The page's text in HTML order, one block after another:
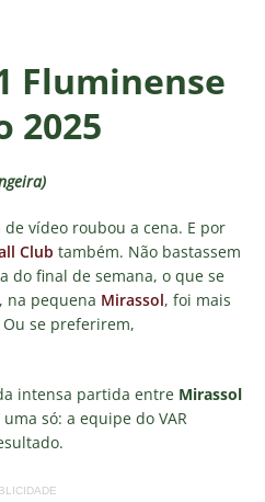
Fluminense
2025
vídeo roubou a cena. E por
Club também. Não bastassem
do final de semana, o que se
na pequena Mirassol, foi mais
se preferirem,
intensa partida entre Mirassol
só: a equipe do VAR